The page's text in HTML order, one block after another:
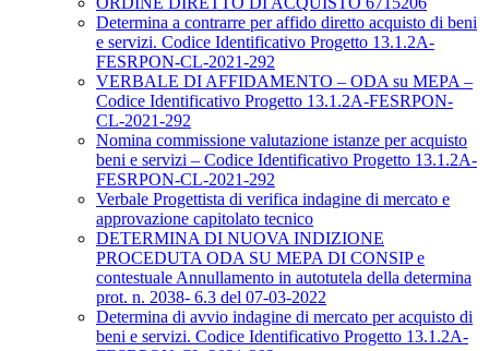
Determina a contrarre per affido diretto acquisto di beni
e servizi. Codice Identificativo Progetto 13.1.2A-
FESRPON-CL-2021-292
VERBALE DI AFFIDAMENTO – ODA su MEPA –
Codice Identificativo Progetto 13.1.2A-FESRPON-
CL-2021-292
Nomina commissione valutazione istanze per acquisto
beni e servizi – Codice Identificativo Progetto 13.1.2A-
FESRPON-CL-2021-292
Verbale Progettista di verifica indagine di mercato e
approvazione capitolato tecnico
DETERMINA DI NUOVA INDIZIONE
PROCEDUTA ODA SU MEPA DI CONSIP e
contestuale Annullamento in autotutela della determina
prot. n. 2038- 6.3 del 07-03-2022
Determina di avvio indagine di mercato per acquisto di
beni e servizi. Codice Identificativo Progetto 13.1.2A-